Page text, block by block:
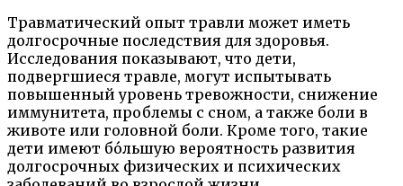
Травматический опыт травли может иметь
долгосрочные последствия для здоровья.
Исследования показывают, что дети,
подвергшиеся травле, могут испытывать
повышенный уровень тревожности, снижение
иммунитета, проблемы с сном, а также боли в
животе или головной боли. Кроме того, такие
дети имеют бо́льшую вероятность развития
долгосрочных физических и психических